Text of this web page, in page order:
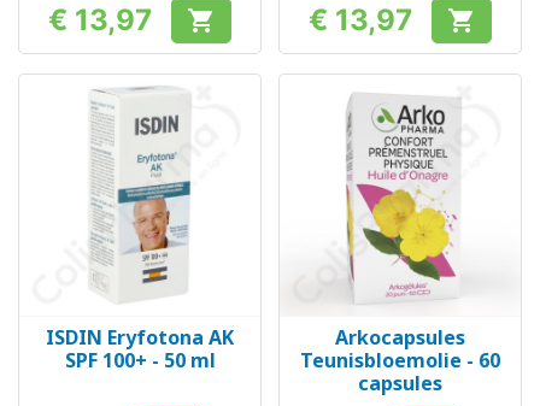
Prijs
€ 13,97  Prijs
€ 13,97 
ISDIN Eryfotona AK
SPF 100+ - 50 ml
Arkocapsules
Teunisbloemolie - 60
capsules